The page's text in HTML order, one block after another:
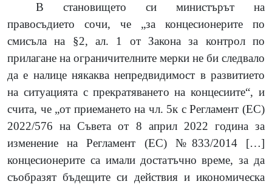
В становището си министърът на
правосъдието сочи, че „за концесионерите по
смисъла на §2, ал. 1 от Закона за контрол по
прилагане на ограничителните мерки не би следвало
да е налице някаква непредвидимост в развитието
на ситуацията с прекратяването на концесиите“, и
счита, че „от приемането на чл. 5к с Регламент (ЕС)
2022/576 на Съвета от 8 април 2022 година за
изменение на Регламент (ЕС) №833/2014 […]
концесионерите са имали достатъчно време, за да
съобразят бъдещите си действия и икономическа